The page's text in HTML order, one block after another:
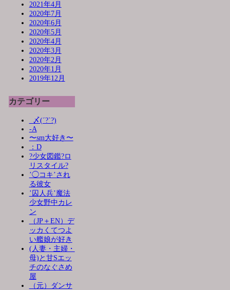
2021年4月
2020年7月
2020年6月
2020年5月
2020年4月
2020年3月
2020年2月
2020年1月
2019年12月
カテゴリー
_〆(´?`?)
-A
〜sm大好き〜
：D
?少女図鑑?ロ
リスタイル?
’◯コキ’され
る彼女
’囚人兵’魔法
少女野中カレ
ン
（JP＋EN）デ
ッカくてつよ
い艦娘が好き
(人妻・主婦・
母)と甘Sエッ
チのなぐさめ
屋
（元）ダンサ